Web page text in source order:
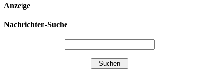
Anzeige
Nachrichten-Suche